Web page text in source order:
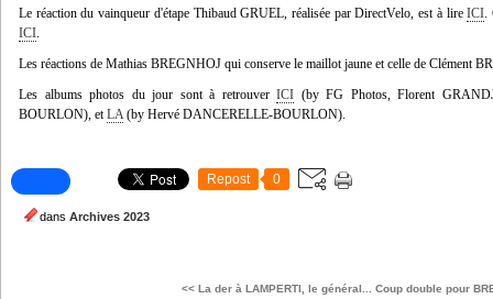
Le réaction du vainqueur d'étape Thibaud GRUEL, réalisée par DirectVelo, est à lireICI.
ICI.
Les réactions de Mathias BREGNHOJ qui conserve le maillot jaune et celle de Clément
Les albums photos du jour sont à retrouver ICI (by FG Photos, Florent
BOURLON), etLA(by Hervé DANCERELLE-BOURLON).
Repost 0
dans Archives 2023
<< La der à LAMPERTI, le général... Coup double pour